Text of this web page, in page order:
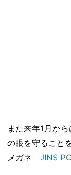
また来年1月か
の眼を守ること
メガネ「 JINS PC